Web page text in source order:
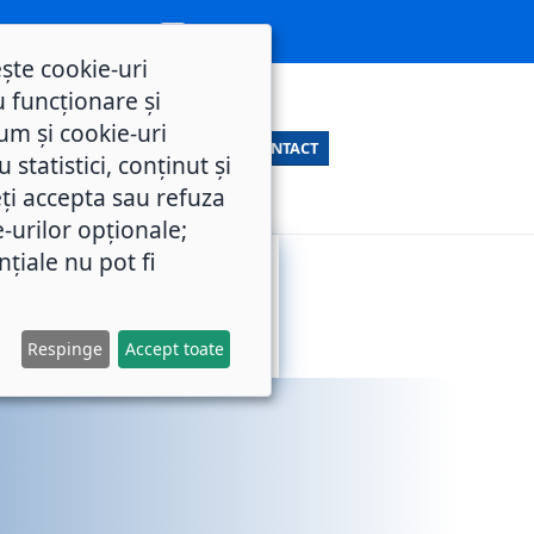
CONTACT
cookie-uri
funcționare și
și cookie-uri
statistici, conținut și
accepta sau refuza
urilor opționale;
nu pot fi
Respinge Accept toate